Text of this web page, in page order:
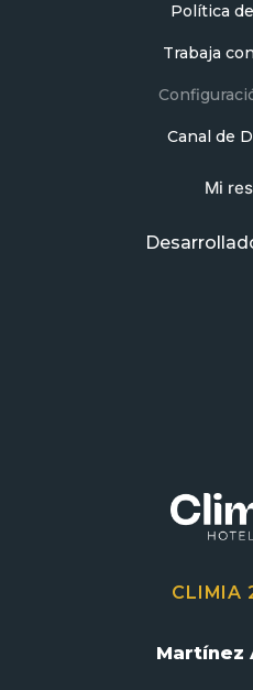
Política
Trabaja
Canal de
Mi
CLIMIA
Martínez